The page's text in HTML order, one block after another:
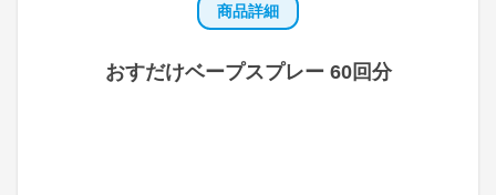
商品詳細
おすだけベープスプレー 60回分